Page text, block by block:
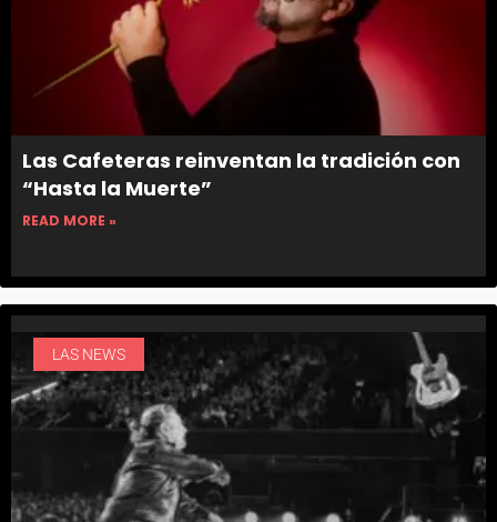
Las Cafeteras reinventan la tradición con
“Hasta la Muerte”
READ MORE »
LAS NEWS